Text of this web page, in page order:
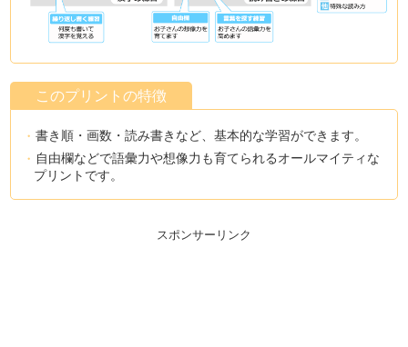
このプリントの特徴
書き順・画数・読み書きなど、基本的な学習ができます。
自由欄などで語彙力や想像力も育てられるオールマイティな
プリントです。
スポンサーリンク